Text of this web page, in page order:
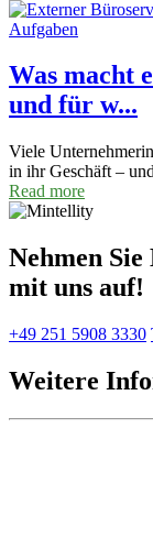
Was macht
und für w...
Viele
in ihr Geschäft –
Read more
Nehmen
mit uns auf!
+49 251 5908 3330
Weitere